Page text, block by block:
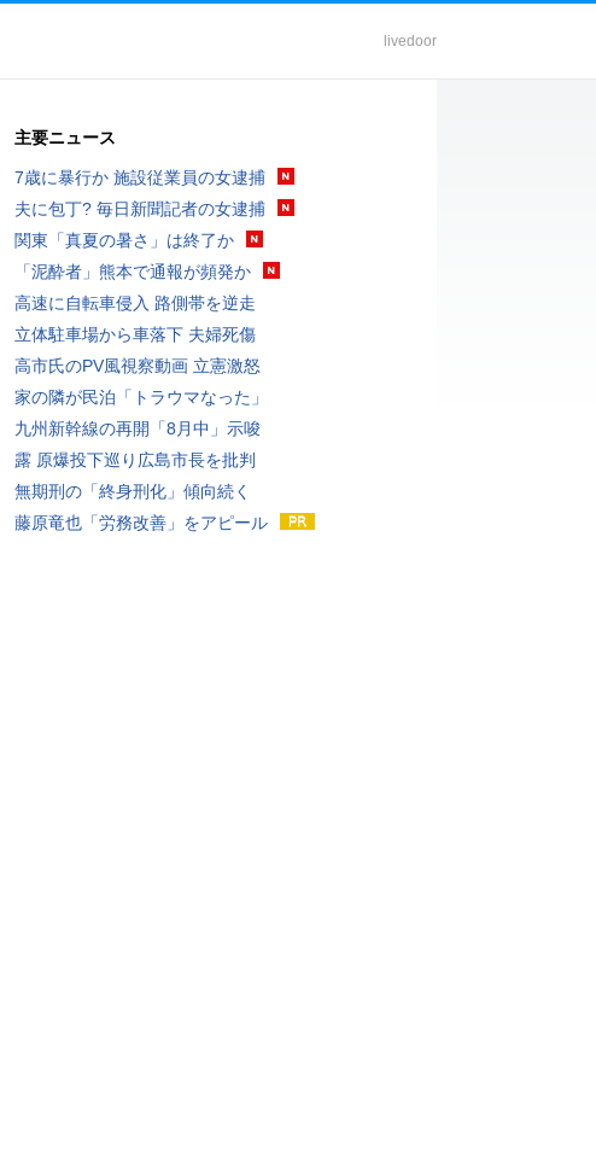
livedoor
主要ニュース
7歳に暴行か 施設従業員の女逮捕
夫に包丁? 毎日新聞記者の女逮捕
関東「真夏の暑さ」は終了か
「泥酔者」熊本で通報が頻発か
高速に自転車侵入 路側帯を逆走
立体駐車場から車落下 夫婦死傷
高市氏のPV風視察動画 立憲激怒
家の隣が民泊「トラウマなった」
九州新幹線の再開「8月中」示唆
露 原爆投下巡り広島市長を批判
無期刑の「終身刑化」傾向続く
藤原竜也「労務改善」をアピール